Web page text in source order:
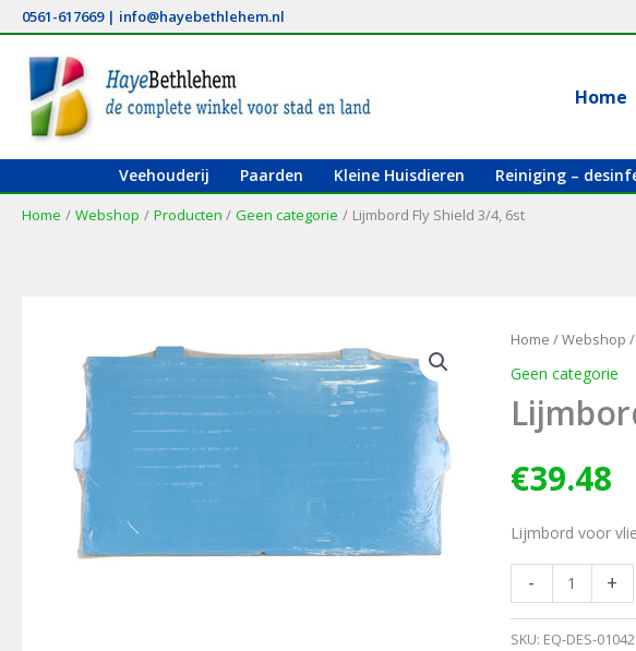
naar
inhoud
0561-617669| info@hayebethlehem.nl
Home
Veehouderij Paarden Kleine Huisdieren Reiniging –
Home Webshop Producten Geen categorie Lijmbord Fly Shield 3/4, 6st
Home /Webshop /
Geen categorie
€39.48
Lijmbord voor
-
Lijmbord
Fly
Shield
+
SKU: EQ-DES-01042